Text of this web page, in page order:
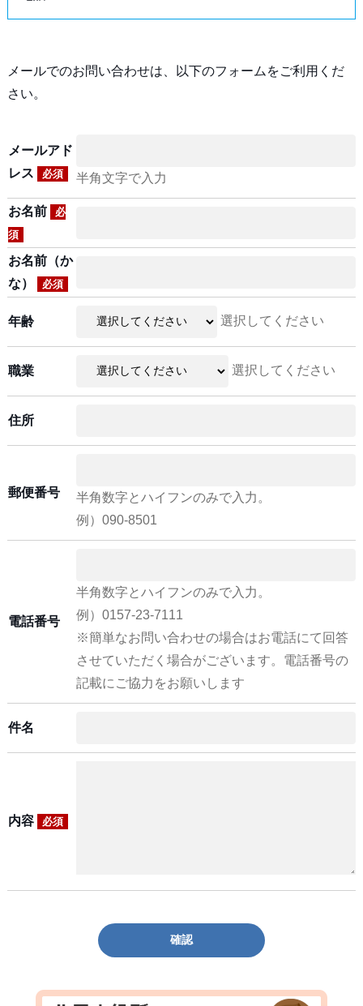
メールでのお問い合わせは、以下のフォームをご利用くだ
さい。
メールアド
レス
必須 半角文字で入力
お名前
必
須
お名前（か
な）
必須
年齢 選択してください
職業 選択してください
住所
郵便番号
半角数字とハイフンのみで入力。
例）090-8501
電話番号
半角数字とハイフンのみで入力。
例）0157-23-7111
※簡単なお問い合わせの場合はお電話にて回答
させていただく場合がございます。電話番号の
記載にご協力をお願いします
件名
内容 必須
確認